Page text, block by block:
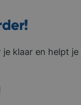
klaar en helpt je